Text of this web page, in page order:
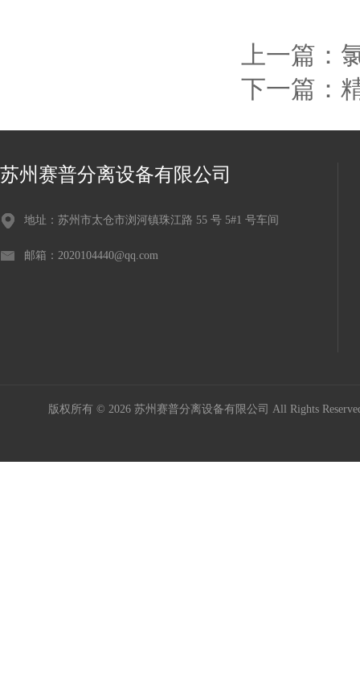
上一篇：
下一篇：
苏州赛普分离设备有限公司
地址：苏州市太仓市浏河镇珠江路 55 号 5#1 号车间
邮箱：2020104440@qq.com
版权所有 © 2026 苏州赛普分离设备有限公司 All Rights